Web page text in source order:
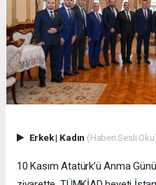
Erkek| Kadın (Haberi Sesli
10 Kasım Atatürk’ü Anma